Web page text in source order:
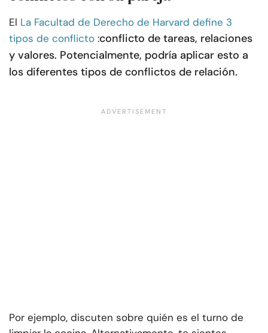
El La Facultad de Derecho de Harvard define 3
tipos de conflicto :conflicto de tareas, relaciones
y valores. Potencialmente, podría aplicar esto a
los diferentes tipos de conflictos de relación.
Por ejemplo, discuten sobre quién es el turno de